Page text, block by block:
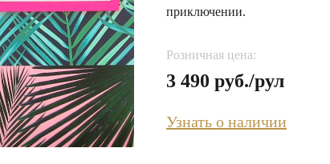
приключении.
Розничная цена:
3 490 руб./рул
Узнать о наличии